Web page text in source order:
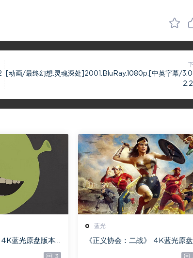
[动画/最终幻想:灵魂深处]2001.BluRay.1080p.[中英字幕/
4K蓝光原盘版本
3
蓝光
《正义协会：二战》 4K蓝光原盘